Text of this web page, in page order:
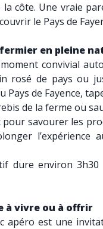
la côte. Une vraie
le Pays de
en pleine
convivial
rosé de pays ou
de Fayence,
de la ferme ou
pour savourer les
l’expérience
dure environ
à vivre ou à offrir
apéro est une